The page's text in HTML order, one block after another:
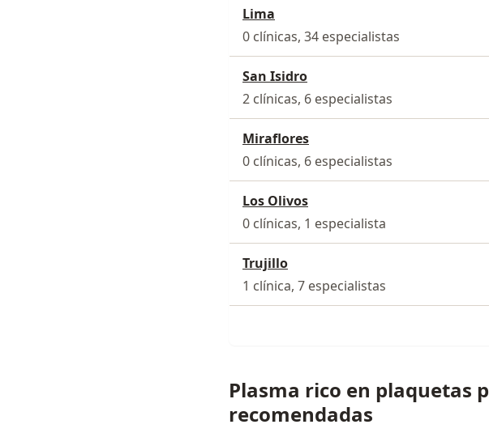
Lima
0 clínicas, 34 especialistas
San Isidro
2 clínicas, 6 especialistas
Miraflores
0 clínicas, 6 especialistas
Los Olivos
0 clínicas, 1 especialista
Trujillo
1 clínica, 7 especialistas
Plasma rico en plaquetas
recomendadas